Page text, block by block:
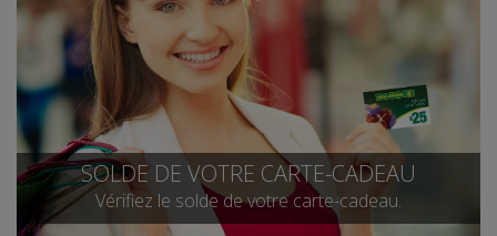
SOLDE DE VOTRE CARTE-CADEAU
Vérifiez le solde de votre carte-cadeau.